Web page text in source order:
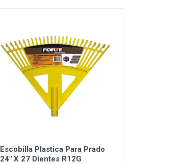
Escobilla Plastica Para Prado
24" X 27 Dientes R12G